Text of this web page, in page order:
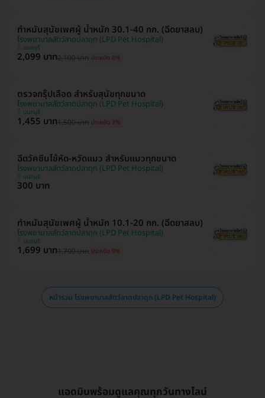
ทำหมันสุนัขเพศผู้ น้ำหนัก 30.1-40 กก. (ฉีดยาสลบ)
โรงพยาบาลสัตว์ลาดปลาดุก (LPD Pet Hospital)
นนทบุรี
2,099 บาท2,100 บาท ประหยัด 0%
ตรวจกรุ๊ปเลือด สำหรับสุนัขทุกขนาด
โรงพยาบาลสัตว์ลาดปลาดุก (LPD Pet Hospital)
นนทบุรี
1,455 บาท1,500 บาท ประหยัด 3%
ฉีดวัคซีนไข้หัด-หวัดแมว สำหรับแมวทุกขนาด
โรงพยาบาลสัตว์ลาดปลาดุก (LPD Pet Hospital)
นนทบุรี
300 บาท
ทำหมันสุนัขเพศผู้ น้ำหนัก 10.1-20 กก. (ฉีดยาสลบ)
โรงพยาบาลสัตว์ลาดปลาดุก (LPD Pet Hospital)
นนทบุรี
1,699 บาท1,700 บาท ประหยัด 0%
หน้ารวม โรงพยาบาลสัตว์ลาดปลาดุก (LPD Pet Hospital)
แอดมินพร้อมดูแลคุณทุกวันทางไลน์